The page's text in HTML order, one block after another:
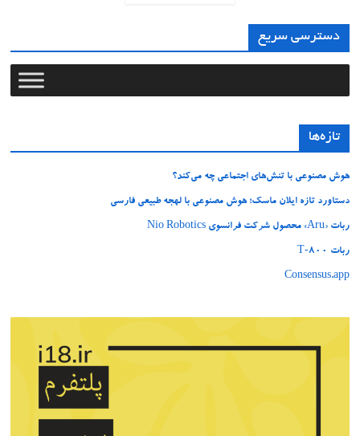
دسترسی سریع
تازه‌ها
هوش مصنوعی با تنش‌های اجتماعی چه می‌کند؟
دستاورد تازه ایلان ماسک؛ هوش مصنوعی با لهجه طبیعی فارسی
ربات «Aru» محصول شرکت فرانسوی Nio Robotics
ربات T‑800
Consensus.app